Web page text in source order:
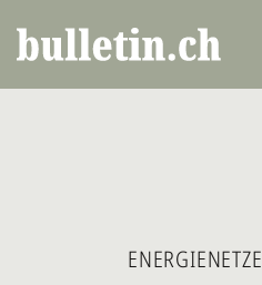
zum
Inhalt
ENERGIENETZE